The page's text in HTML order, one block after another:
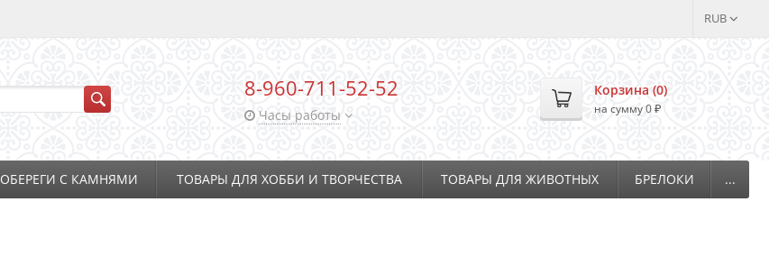
RUB
8-960-711-52-52
Часы работы
Корзина (0)
на сумму0 ₽
ОБЕРЕГИ С КАМНЯМИ ТОВАРЫ ДЛЯ ХОББИ И ТВОРЧЕСТВА ТОВАРЫ ДЛЯ ЖИВОТНЫХ БРЕЛОКИ ...